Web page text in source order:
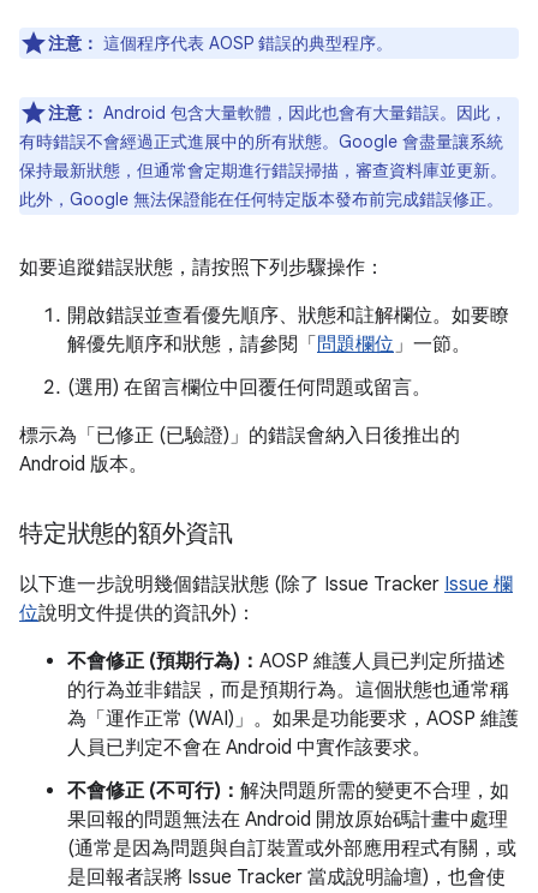
注意： 這個程序代表 AOSP 錯誤的典型程序。
注意： Android 包含大量軟體，因此也會有大量錯誤。因此，
有時錯誤不會經過正式進展中的所有狀態。Google 會盡量讓系統
保持最新狀態，但通常會定期進行錯誤掃描，審查資料庫並更新。
此外，Google 無法保證能在任何特定版本發布前完成錯誤修正。
如要追蹤錯誤狀態，請按照下列步驟操作：
開啟錯誤並查看優先順序、狀態和註解欄位。如要瞭
解優先順序和狀態，請參閱「 問題欄位」一節。
(選用) 在留言欄位中回覆任何問題或留言。
標示為「已修正 (已驗證)」 的錯誤會納入日後推出的
Android 版本。
特定狀態的額外資訊
以下進一步說明幾個錯誤狀態 (除了 Issue Tracker Issue 欄
位說明文件提供的資訊外)：
不會修正 (預期行為)： AOSP 維護人員已判定所描述
的行為並非錯誤，而是預期行為。這個狀態也通常稱
為「運作正常 (WAI)」。如果是功能要求，AOSP 維護
人員已判定不會在 Android 中實作該要求。
不會修正 (不可行)： 解決問題所需的變更不合理，如
果回報的問題無法在 Android 開放原始碼計畫中處理
(通常是因為問題與自訂裝置或外部應用程式有關，或
是回報者誤將 Issue Tracker 當成說明論壇)，也會使